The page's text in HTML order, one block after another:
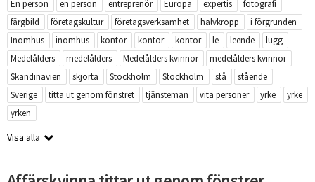
En person
en person entreprenör Europa expertis
fotografi
färgbild
företagskultur företagsverksamhet halvkropp
i förgrunden
Inomhus
inomhus kontor kontor kontor le leende
lugg
Medelålders
medelålders Medelålders kvinnor
medelålders kvinnor
Skandinavien
skjorta Stockholm Stockholm stå
stående
Sverige
titta ut genom fönstret tjänsteman vita personer yrke
yrke
yrken
Visa alla